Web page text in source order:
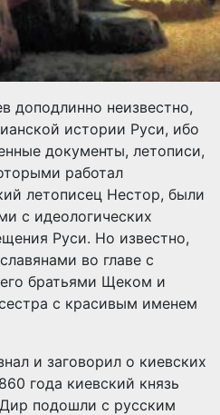
доподлинно неизвестно,
истории Руси, ибо
документы, летописи,
работал
летописец Нестор, были
с идеологических
Руси. Но известно,
во главе с
братьями Щеком и
с красивым именем
и заговорил о киевских
года киевский князь
подошли с русским